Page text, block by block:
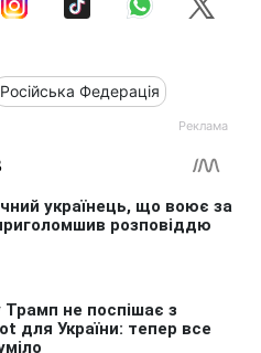
Російська Федерація